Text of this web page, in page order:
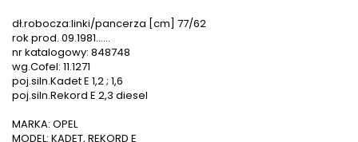
dł.robocza:linki/pancerza [cm] 77/62
rok prod. 09.1981......
nr katalogowy: 848748
wg.Cofel: 11.1271
poj.siln.Kadet E 1,2 ; 1,6
poj.siln.Rekord E 2,3 diesel
MARKA: OPEL
MODEL: KADET, REKORD E